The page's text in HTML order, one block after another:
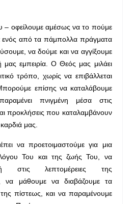
– οφείλουμε αμέσως να το πούμε
ενός από τα πάμπολλα πράγματα
να δούμε και να αγγίξουμε
μας εμπειρία. Ο Θεός μας μιλάει
τρόπο, χωρίς να επιβάλλεται
επίσης να καταλάβουμε
πνιγμένη μέσα στις
προκλήσεις που καταλαμβάνουν
μας.
να προετοιμαστούμε για μια
Του και της ζωής Του, να
στις λεπτομέρειες της
να μάθουμε να διαβάζουμε τα
πίστεως, και να παραμένουμε